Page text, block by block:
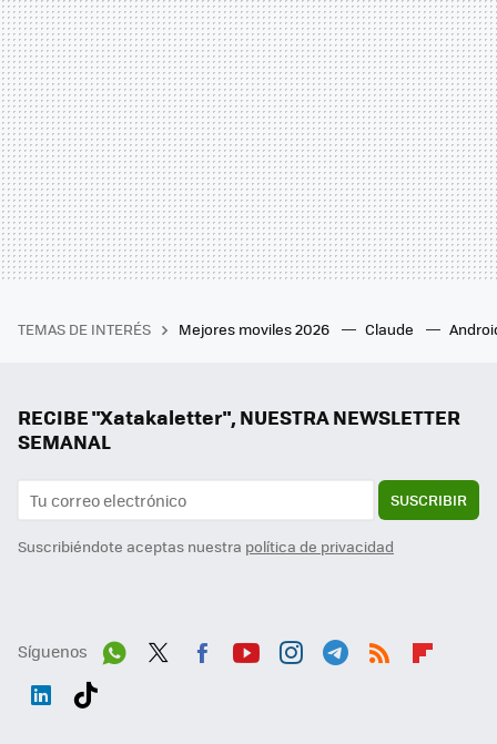
TEMAS DE INTERÉS Mejores moviles 2026 Claude
RECIBE "Xatakaletter", NUESTRA NEWSLETTER
SEMANAL
SUSCRIBIR
Suscribiéndote aceptas nuestra política de privacidad
Síguenos